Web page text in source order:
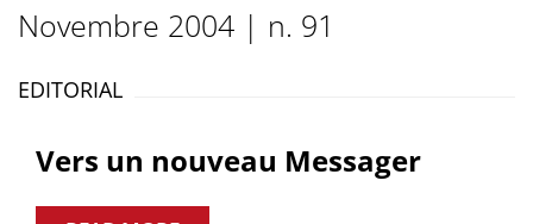
Novembre 2004 | n. 91
EDITORIAL
Vers un nouveau Messager